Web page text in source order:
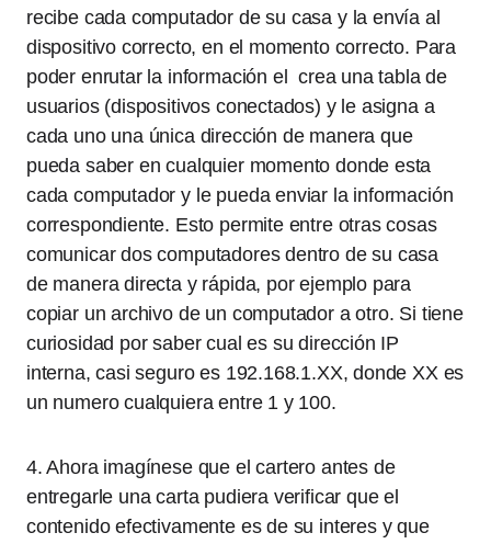
recibe cada computador de su casa y la envía al
dispositivo correcto, en el momento correcto. Para
poder enrutar la información el crea una tabla de
usuarios (dispositivos conectados) y le asigna a
cada uno una única dirección de manera que
pueda saber en cualquier momento donde esta
cada computador y le pueda enviar la información
correspondiente. Esto permite entre otras cosas
comunicar dos computadores dentro de su casa
de manera directa y rápida, por ejemplo para
copiar un archivo de un computador a otro. Si tiene
curiosidad por saber cual es su dirección IP
interna, casi seguro es 192.168.1.XX, donde XX es
un numero cualquiera entre 1 y 100.
4. Ahora imagínese que el cartero antes de
entregarle una carta pudiera verificar que el
contenido efectivamente es de su interes y que